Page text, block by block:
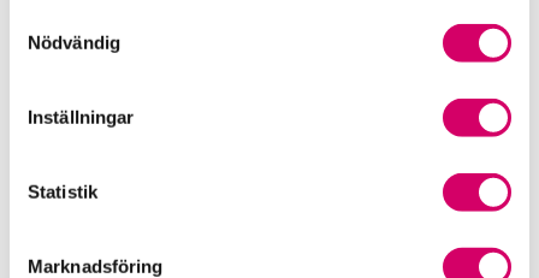
Nödvändig
Inställningar
Statistik
Marknadsföring
Karriär för lönekonsulter
Validera lönekurser – för utbildningsleverantörer
Våra event och temadagar